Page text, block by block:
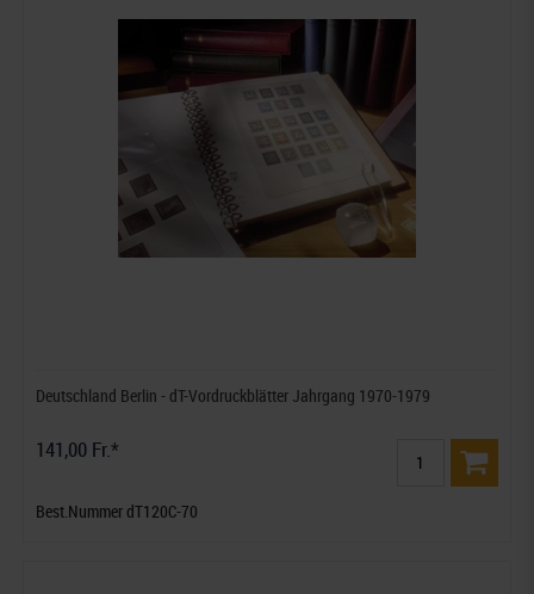
Deutschland Berlin - dT-Vordruckblätter Jahrgang 1970-1979
141,00 Fr.*
Best.Nummer dT120C-70